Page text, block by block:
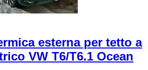
esterna per tetto a
VW T6/T6.1 Ocean